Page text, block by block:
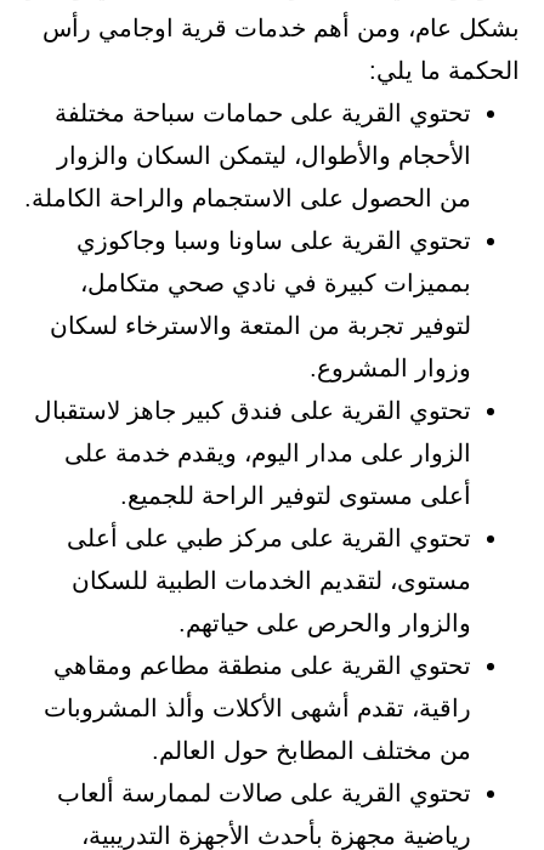
بشكل عام، ومن أهم خدمات قرية اوجامي رأس
الحكمة ما يلي:
تحتوي القرية على حمامات سباحة مختلفة
الأحجام والأطوال، ليتمكن السكان والزوار
من الحصول على الاستجمام والراحة الكاملة.
تحتوي القرية على ساونا وسبا وجاكوزي
بمميزات كبيرة في نادي صحي متكامل،
لتوفير تجربة من المتعة والاسترخاء لسكان
وزوار المشروع.
تحتوي القرية على فندق كبير جاهز لاستقبال
الزوار على مدار اليوم، ويقدم خدمة على
أعلى مستوى لتوفير الراحة للجميع.
تحتوي القرية على مركز طبي على أعلى
مستوى، لتقديم الخدمات الطبية للسكان
والزوار والحرص على حياتهم.
تحتوي القرية على منطقة مطاعم ومقاهي
راقية، تقدم أشهى الأكلات وألذ المشروبات
من مختلف المطابخ حول العالم.
تحتوي القرية على صالات لممارسة ألعاب
رياضية مجهزة بأحدث الأجهزة التدريبية،